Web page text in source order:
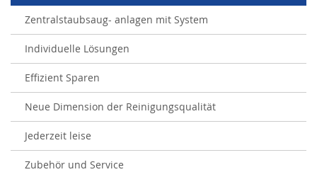
Zentralstaubsaug- anlagen mit System
Individuelle Lösungen
Effizient Sparen
Neue Dimension der Reinigungsqualität
Jederzeit leise
Zubehör und Service